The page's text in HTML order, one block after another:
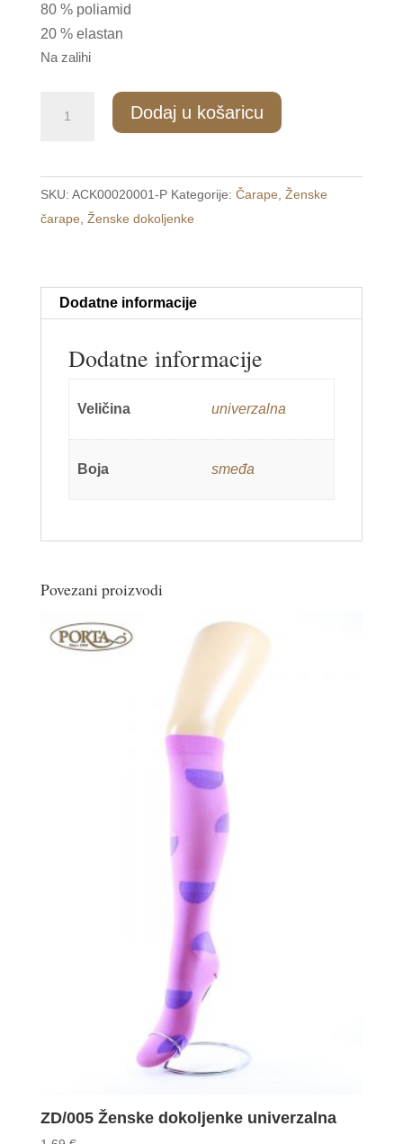
80 % poliamid
20 % elastan
Na zalihi
univerzalna
količina
Dodaj u košaricu
SKU: ACK00020001-P Kategorije: Čarape Ženske
čarape Ženske dokoljenke
Dodatne informacije
Dodatne informacije
Veličina univerzalna
Boja smeđa
Povezani proizvodi
ZD/005 Ženske dokoljenke univerzalna